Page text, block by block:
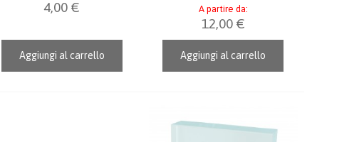
4,00 €
Aggiungi al carrello
A partire da:
12,00 €
Aggiungi al carrello